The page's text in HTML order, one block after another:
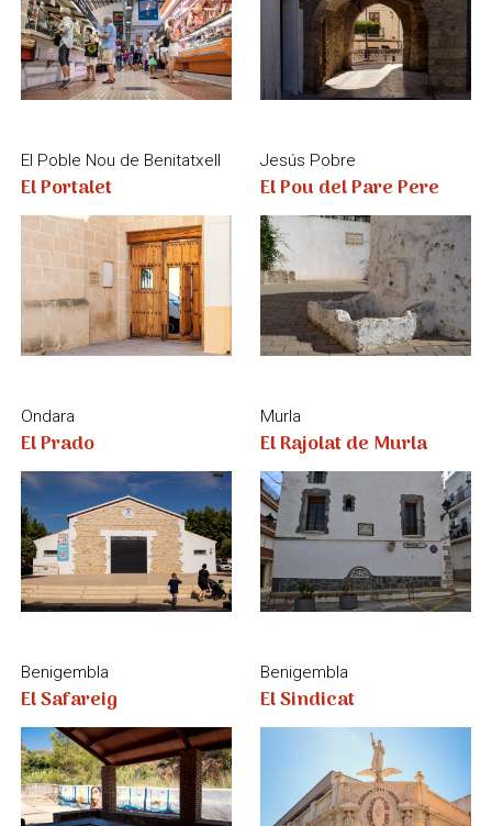
Ondara
El Prado
Murla
El Rajolat de Murla
Benigembla
El Safareig
Benigembla
El Sindicat
Dénia
El barri de les Roques
La Xara
El rentador